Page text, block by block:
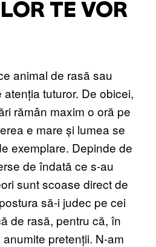
TE VOR
animal de rasă sau
tuturor. De obicei,
rămân maxim o oră pe
e mare și lumea se
exemplare. Depinde de
de îndată ce s-au
sunt scoase direct de
să-i judec pe cei
de rasă, pentru că, în
pretenții. N-am